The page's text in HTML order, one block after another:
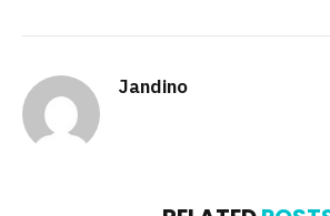
Jandino